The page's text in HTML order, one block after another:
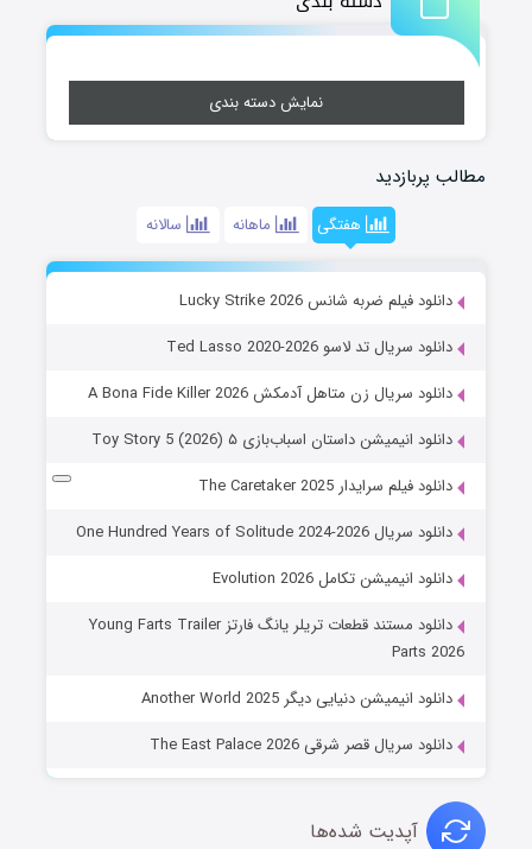
نمایش دسته بندی
مطالب پربازدید
هفتگی ماهانه سالانه
دانلود فیلم ضربه شانس Lucky Strike 2026
دانلود سریال تد لاسو Ted Lasso 2020-2026
دانلود سریال زن متاهل آدمکش A Bona Fide Killer 2026
دانلود انیمیشن داستان اسباب‌بازی ۵ Toy Story 5 (2026)
دانلود فیلم سرایدار The Caretaker 2025
دانلود سریال One Hundred Years of Solitude 2024-2026
دانلود انیمیشن تکامل Evolution 2026
دانلود مستند قطعات تریلر یانگ فارتز Young Farts Trailer
Parts 2026
دانلود انیمیشن دنیایی دیگر Another World 2025
دانلود سریال قصر شرقی The East Palace 2026
آپدیت شده‌ها